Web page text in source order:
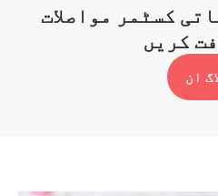
کسٹمر مواصلات
کریں
ان​